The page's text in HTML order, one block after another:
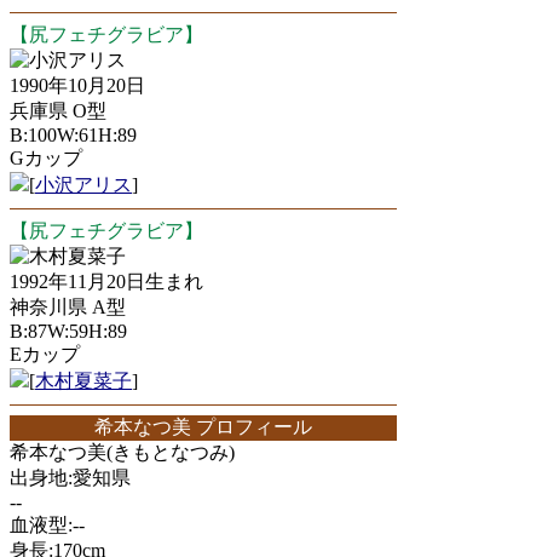
【尻フェチグラビア】
小沢アリス
1990年10月20日
兵庫県 O型
B:100W:61H:89
Gカップ
[小沢アリス]
【尻フェチグラビア】
木村夏菜子
1992年11月20日生まれ
神奈川県 A型
B:87W:59H:89
Eカップ
[木村夏菜子]
希本なつ美 プロフィール
希本なつ美(きもとなつみ)
出身地:愛知県
--
血液型:--
身長:170cm